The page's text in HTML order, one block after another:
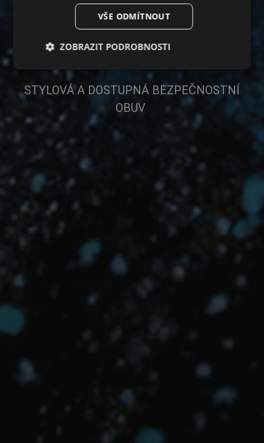
Novinka - RAVEN
SPORTY
STYLOVÁ A DOSTUPNÁ BEZPEČNOSTNÍ
OBUV
DUTCH
LATVIAN
VŠE ODMÍTNOUT
ZOBRAZIT PODROBNOSTI